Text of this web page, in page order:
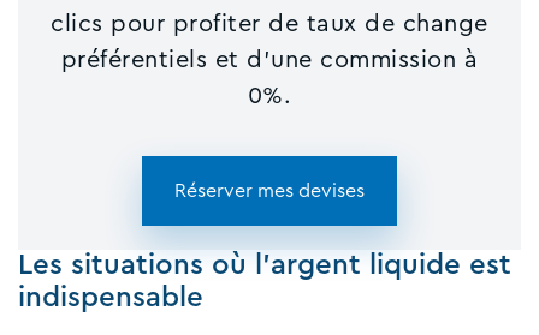
clics pour profiter de taux de change
préférentiels et d'une commission à
0%.
Réserver mes devises
Les situations où l’argent liquide est
indispensable